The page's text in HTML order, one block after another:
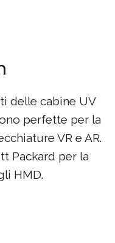
delle cabine UV
perfette per la
VR e AR.
Packard per la
HMD.